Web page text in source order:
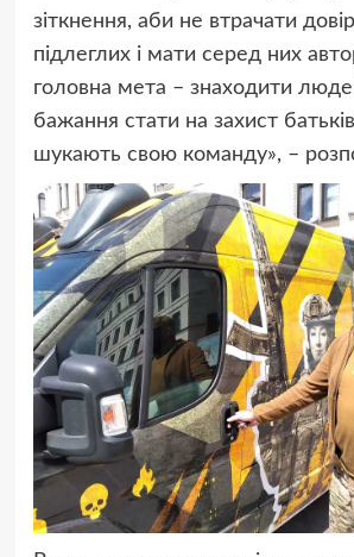
зіткнення, аби не втрачати
підлеглих і мати серед них
головна мета – знаходити
бажання стати на захист
шукають свою команду», –